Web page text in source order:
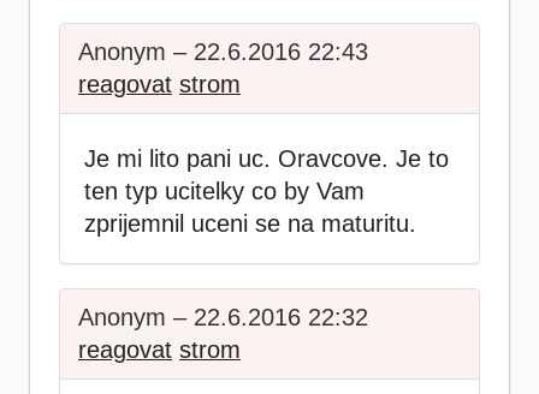
Anonym – 22.6.2016 22:43
reagovat strom
Je mi lito pani uc. Oravcove. Je to
ten typ ucitelky co by Vam
zprijemnil uceni se na maturitu.
Anonym – 22.6.2016 22:32
reagovat strom